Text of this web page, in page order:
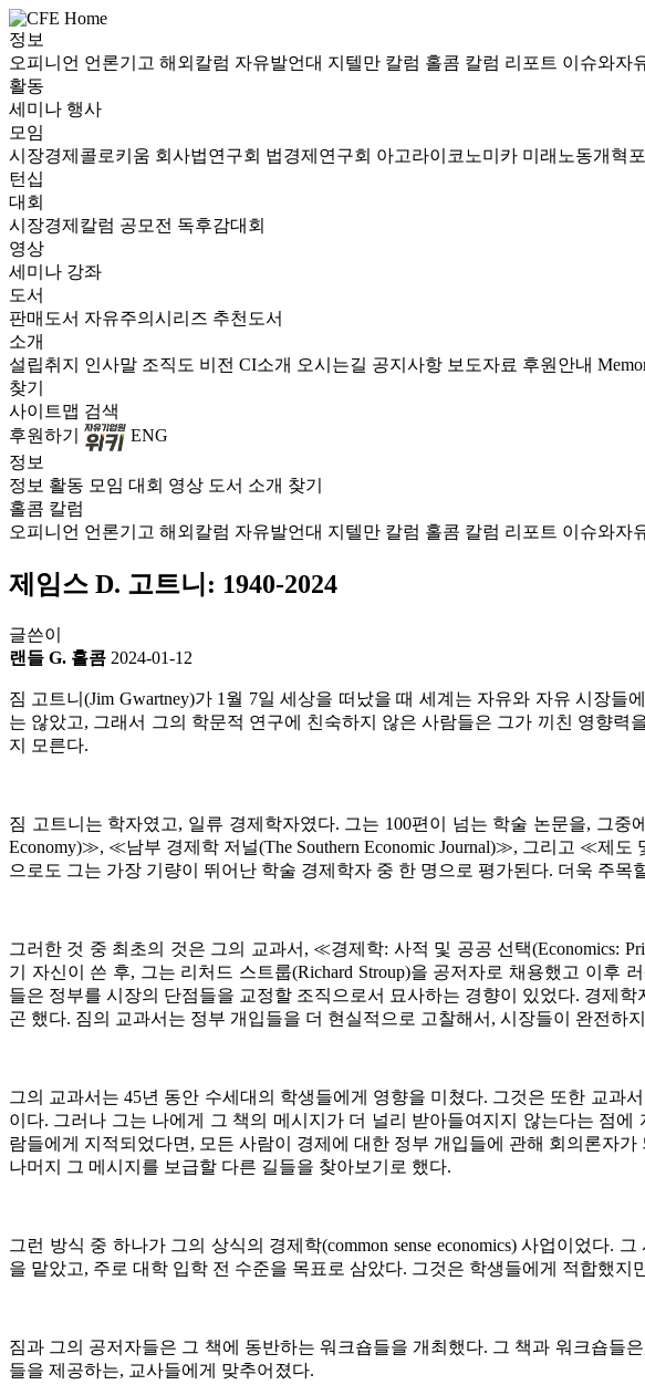
정보
오피니언 언론기고 해외칼럼 자유발언대 지텔만 칼럼 홀콤 칼럼 리포트 이슈와자
활동
세미나 행사
모임
시장경제콜로키움 회사법연구회 법경제연구회 아고라이코노미카 미래노동개혁
턴십
대회
시장경제칼럼 공모전 독후감대회
영상
세미나 강좌
도서
판매도서 자유주의시리즈 추천도서
소개
설립취지 인사말 조직도 비전 CI소개 오시는길 공지사항 보도자료 후원안내
찾기
사이트맵 검색
후원하기
ENG
정보
정보 활동 모임 대회 영상 도서 소개 찾기
홀콤 칼럼
오피니언 언론기고 해외칼럼 자유발언대 지텔만 칼럼 홀콤 칼럼 리포트 이슈와자
제임스 D. 고트니: 1940-2024
글쓴이
랜들 G. 홀콤 2024-01-12
짐 고트니(Jim Gwartney)가 1 월 7일 세상을 떠났을 때 세계는 자유와 자유 시장들
는 않았고, 그래서 그의 학문적 연구에 친숙하지 않은 사람들은 그가 끼친 영향력
지 모른다.
짐 고트니는 학자였고, 일류 경제학자였다. 그는 100편이 넘는 학술 논문을, 그중
Economy)≫, ≪남부 경제학 저널(The Southern Economic Journal)≫, 그리고 ≪제도
으로도 그는 가장 기량이 뛰어난 학술 경제학자 중 한 명으로 평가된다. 더욱 주목
그러한 것 중 최초의 것은 그의 교과서 , ≪경제학: 사적 및 공공 선택(Economics:
기 자신이 쓴 후, 그는 리처드 스트룹(Richard Stroup)을 공저자로 채용했고 이후
들은 정부를 시장의 단점들을 교정할 조직으로서 묘사하는 경향이 있었다. 경제학
곤 했다. 짐의 교과서는 정부 개입들을 더 현실적으로 고찰해서 , 시장들이 완전하
그의 교과서는45년 동안 수세대의 학생들에게 영향을 미쳤다. 그것은 또한 교과
이다. 그러나 그는 나에게 그 책의 메시지가 더 널리 받아들여지지 않는다는 점
람들에게 지적되었다면 , 모든 사람이 경제에 대한 정부 개입들에 관해 회의론자
나머지 그 메시지를 보급할 다른 길들을 찾아보기로 했다.
그런 방식 중 하나가 그의 상식의 경제학(common sense economics)사업이었다. 그
을 맡았고, 주로 대학 입학 전 수준을 목표로 삼았다. 그것은 학생들에게 적합했지
짐과 그의 공저자들은 그 책에 동반하는 워크숍들을 개최했다. 그 책과 워크숍들은
들을 제공하는, 교사들에게 맞추어졌다.